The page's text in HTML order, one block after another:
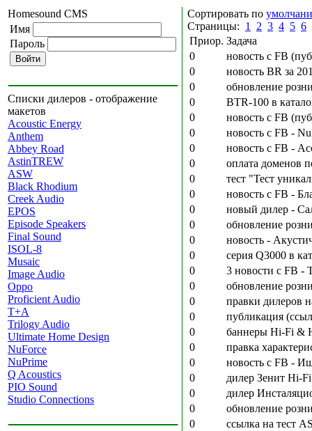
Homesound CMS
Имя
Пароль
Списки дилеров - отображение
макетов
Acoustic Energy
Anthem
Abbey Road
AstinTREW
ASW
Black Rhodium
Creek Audio
EPOS
Episode Speakers
Final Sound
ISOL-8
Musaic
Image Audio
Oppo
Proficient Audio
T+A
Trilogy Audio
Ultimate Home Design
NuForce
NuPrime
Q Acoustics
PIO Sound
Studio Connections
Сортировать по
Страницы: 1 2 3 4 5 6
Приор. Задача
0
новость с FB
0
новость BR за
0
обновление
0
BTR-100 в
0
новость с FB
0
новость с FB -
0
новость с FB -
0
оплата доменов
0
тест "Тест
0
новость с FB -
0
новый дилер -
0
обновление
0
новость -
0
серия Q3000 в
0
3 новости с FB -
0
обновление
0
правки дилеров
0
публикация
0
баннеры Hi-Fi &
0
правка
0
новость с FB -
0
дилер Зенит Hi-
0
дилер
0
обновление
0
ссылка на тест